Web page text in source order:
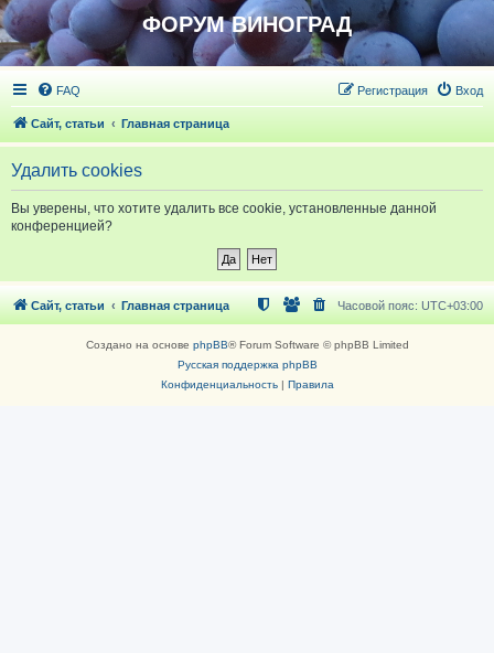
ФОРУМ ВИНОГРАД
FAQ Вход
Регистрация
Сайт, статьи Главная страница
Удалить cookies
Вы уверены, что хотите удалить все cookie, установленные данной
конференцией?
Сайт, статьи Главная страница Часовой пояс: UTC+03:00
Создано на основе phpBB® Forum Software © phpBB Limited
Русская поддержка phpBB
Конфиденциальность| Правила